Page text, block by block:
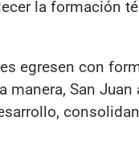
la formación
egresen con
San